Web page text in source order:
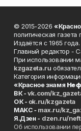
© 2015-2026
политическая газета
Издаётся с 1965 года.
Главный редактор -
При использовании
kzgazeta.ru
Категория
«Красное знамя
ВК -vk.com/
ОК - ok.ru/kzgazeta
MAKC - max.ru/
Я.Дзен - dzen.ru/
Об использовании